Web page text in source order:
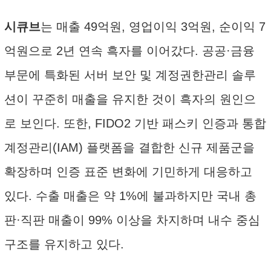
시큐브는 매출 49억원, 영업이익 3억원, 순이익 7
억원으로 2년 연속 흑자를 이어갔다. 공공·금융
부문에 특화된 서버 보안 및 계정권한관리 솔루
션이 꾸준히 매출을 유지한 것이 흑자의 원인으
로 보인다. 또한, FIDO2 기반 패스키 인증과 통합
계정관리(IAM) 플랫폼을 결합한 신규 제품군을
확장하며 인증 표준 변화에 기민하게 대응하고
있다. 수출 매출은 약 1%에 불과하지만 국내 총
판·직판 매출이 99% 이상을 차지하며 내수 중심
구조를 유지하고 있다.